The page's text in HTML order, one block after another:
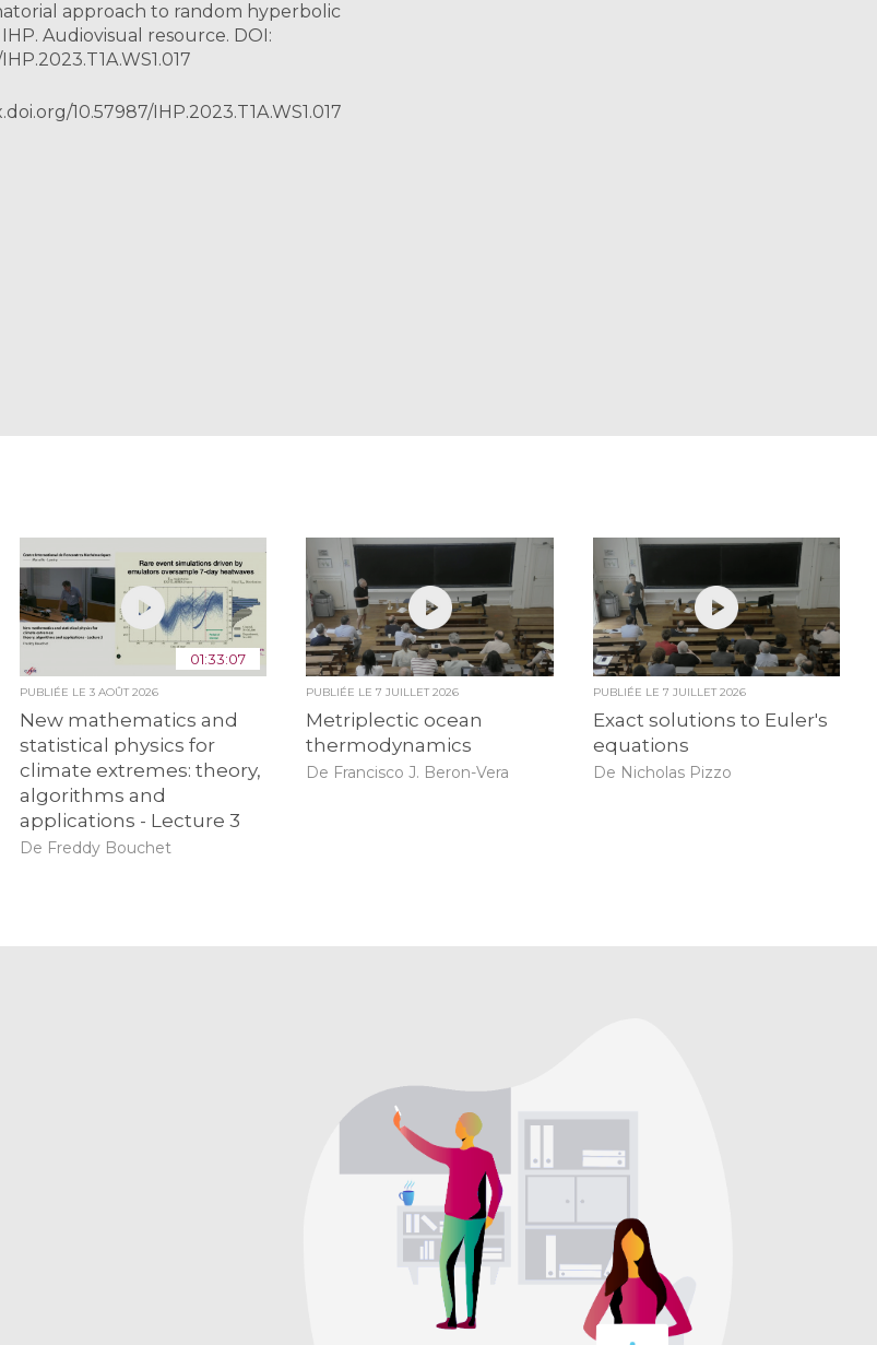
approach to random hyperbolic
Audiovisual resource. DOI:
10.57987/IHP.2023.T1A.WS1.017
01:33:07
PUBLIÉE LE 3 AOÛT 2026
New mathematics and
statistical physics for
climate extremes: theory,
algorithms and
applications - Lecture 3
De Freddy Bouchet
PUBLIÉE LE7 JUILLET 2026
Metriplectic ocean
thermodynamics
De Francisco J. Beron-Vera
PUBLIÉE LE 7 JUILLET 2026
Exact solutions to Euler's
equations
De Nicholas Pizzo